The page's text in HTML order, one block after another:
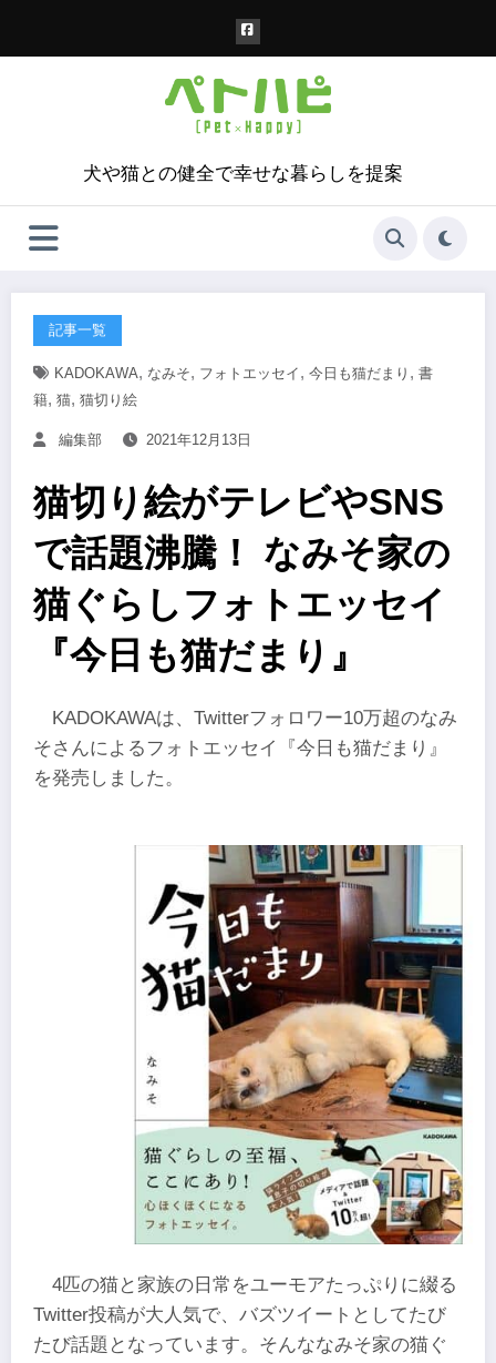
犬や猫との健全で幸せな暮らしを提案
記事一覧
KADOKAWA, なみそ, フォトエッセイ , 今日も猫だまり , 書
籍, 猫, 猫切り絵
編集部 2021年12月13日
猫切り絵がテレビやSNS
で話題沸騰！ なみそ家の
猫ぐらしフォトエッセイ
『今日も猫だまり』
KADOKAWAは、Twitterフォロワー10万超のなみ
そさんによるフォトエッセイ『今日も猫だまり』
を発売しました。
4匹の猫と家族の日常をユーモアたっぷりに綴る
Twitter投稿が大人気で、バズツイートとしてたび
たび話題となっています。そんななみそ家の猫ぐ